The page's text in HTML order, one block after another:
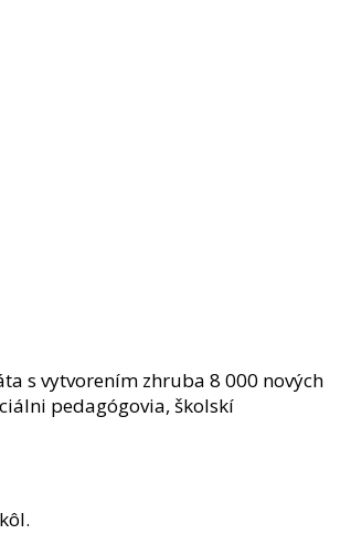
s vytvorením zhruba 8 000 nových
pedagógovia, školskí